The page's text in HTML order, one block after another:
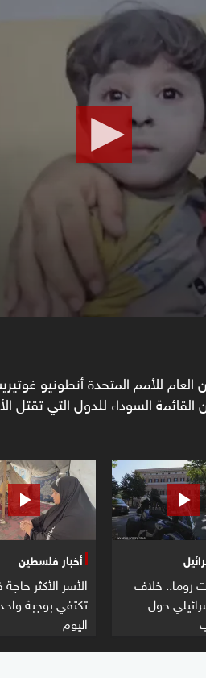
العام للأمم المتحدة أنطونيو
السوداء للدول التي تقتل
روما.. خلاف
حول
أخبار فلسطين
الأسر الأكثر
تكتفي بوجبة
اليوم